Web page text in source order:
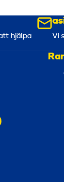
hjälpa
Vi